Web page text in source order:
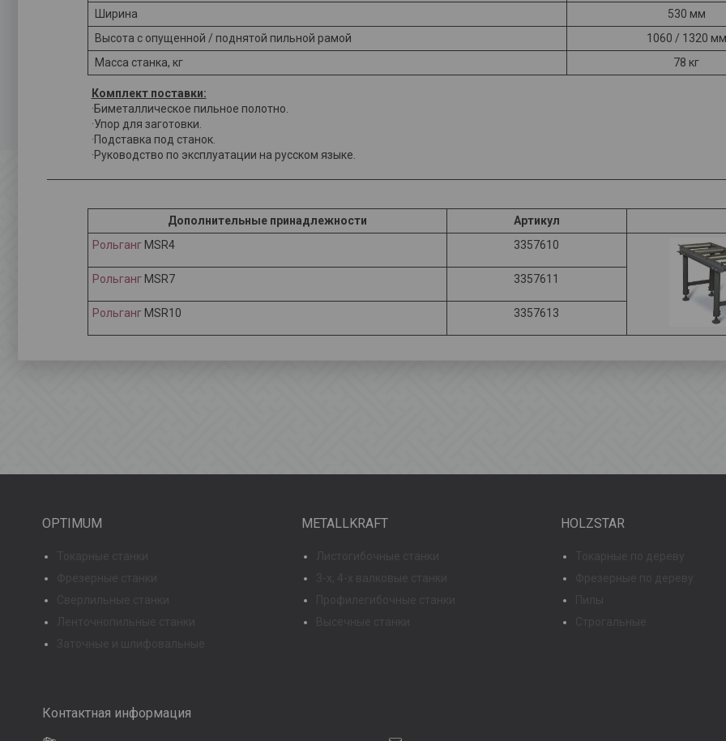
Ширина
530 мм
Высота с опущенной / поднятой пильной рамой
1060 / 1320 мм
Масса станка, кг
78 кг
Комплект поставки:
·Биметаллическое пильное полотно.
·Упор для заготовки.
·Подставка под станок.
·Руководство по эксплуатации на русском языке.
Дополнительные принадлежности
Артикул
РольгангMSR4 3357610
РольгангMSR7 3357611
РольгангMSR10 3357613
OPTIMUM METALLKRAFT HOLZSTAR